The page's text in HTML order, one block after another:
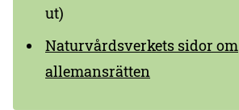
ut)
Naturvårdsverkets sidor om
allemansrätten